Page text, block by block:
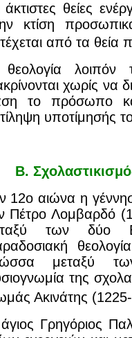
άκτιστες θείες
κτίση
από τα
λοιπόν
χωρίς να
το πρόσωπο και
υποτίμησής
Β.
12οαιώνα η
Πέτρο Λομβαρδό
των δύο
μεταξύ
της
Ακινάτης
Γρηγόριος